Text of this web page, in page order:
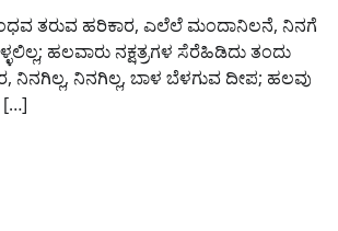
ತರುವ ಹರಿಕಾರ, ಎಲೆಲೆ ಮಂದಾನಿಲನೆ, ನಿನಗೆ
ಹಲವಾರು ನಕ್ಷತ್ರಗಳ ಸೆರೆಹಿಡಿದು ತಂದು
ನಿನಗಿಲ್ಲ, ನಿನಗಿಲ್ಲ, ಬಾಳ ಬೆಳಗುವ ದೀಪ; ಹಲವು